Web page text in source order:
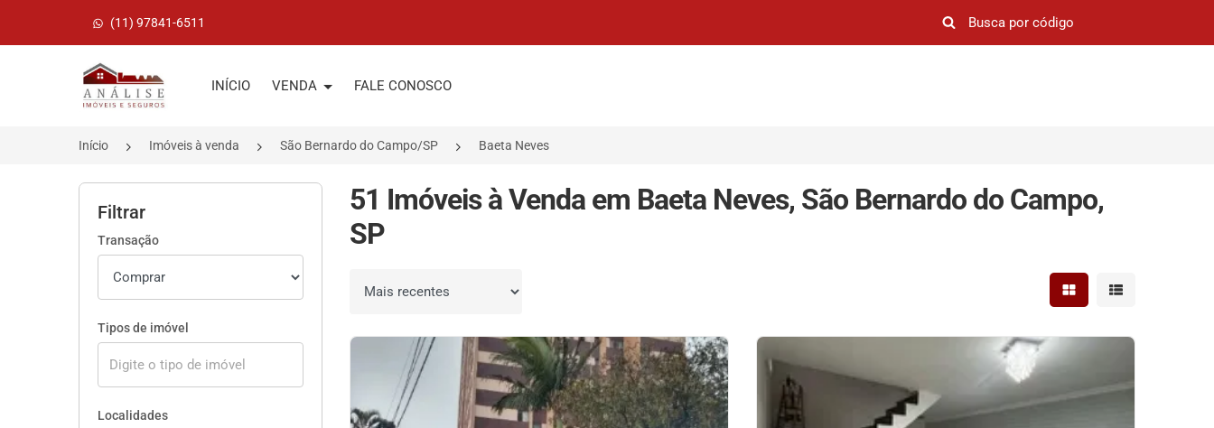
(11) 97841-6511
Página inicial
INÍCIO VENDA FALE CONOSCO
Início Imóveis à venda São Bernardo do Campo/SP Baeta Neves
Filtrar
Transação
Tipos de imóvel
Localidades
51 Imóveis à Venda em Baeta Neves, São Bernardo do Campo,
SP
Ordenar por Mostrar resultados em
Mostrar